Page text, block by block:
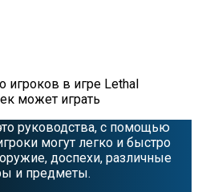
игроков в игре Lethal
может играть
руководства, с помощью
могут легко и быстро
доспехи, различные
и предметы.